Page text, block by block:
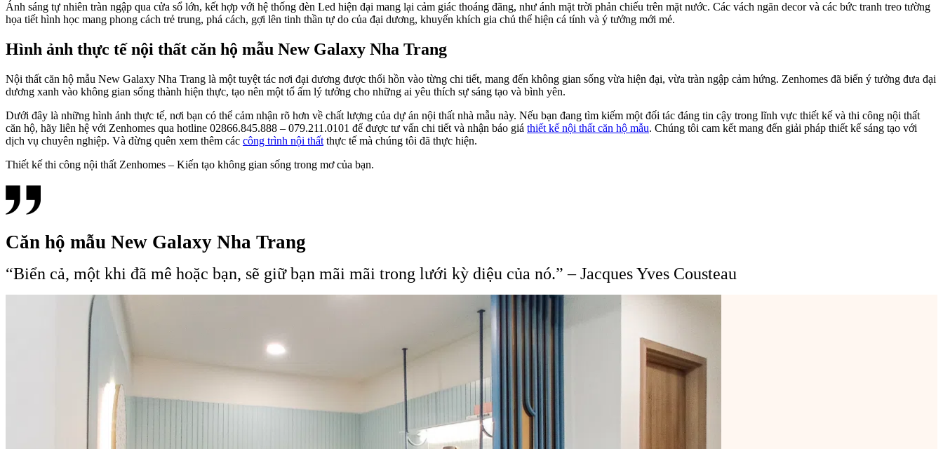
Ánh sáng tự nhiên tràn ngập qua cửa sổ lớn, kết hợp với hệ thống đèn Led hiện đại mang lại cảm giác thoáng đãng, như ánh mặt trời phản chiếu trên mặt nước. Các vách ngăn decor và các bức tranh treo tường
họa tiết hình học mang phong cách trẻ trung, phá cách, gợi lên tinh thần tự do của đại dương, khuyến khích gia chủ thể hiện cá tính và ý tưởng mới mẻ.
Hình ảnh thực tế nội thất căn hộ mẫu New Galaxy Nha Trang
Nội thất căn hộ mẫu New Galaxy Nha Trang là một tuyệt tác nơi đại dương được thổi hồn vào từng chi tiết, mang đến không gian sống vừa hiện đại, vừa tràn ngập cảm hứng. Zenhomes đã biến ý tưởng đưa đại
dương xanh vào không gian sống thành hiện thực, tạo nên một tổ ấm lý tưởng cho những ai yêu thích sự sáng tạo và bình yên.
Dưới đây là những hình ảnh thực tế, nơi bạn có thể cảm nhận rõ hơn về chất lượng của dự án nội thất nhà mẫu này. Nếu bạn đang tìm kiếm một đối tác đáng tin cậy trong lĩnh vực thiết kế và thi công nội thất
căn hộ, hãy liên hệ với Zenhomes qua hotline 02866.845.888 – 079.211.0101 để được tư vấn chi tiết và nhận báo giá thiết kế nội thất căn hộ mẫu. Chúng tôi cam kết mang đến giải pháp thiết kế sáng tạo với
dịch vụ chuyên nghiệp. Và đừng quên xem thêm các công trình nội thất thực tế mà chúng tôi đã thực hiện.
Thiết kế thi công nội thất Zenhomes – Kiến tạo không gian sống trong mơ của bạn.
Căn hộ mẫu New Galaxy Nha Trang
“Biển cả, một khi đã mê hoặc bạn, sẽ giữ bạn mãi mãi trong lưới kỳ diệu của nó.” – Jacques Yves Cousteau